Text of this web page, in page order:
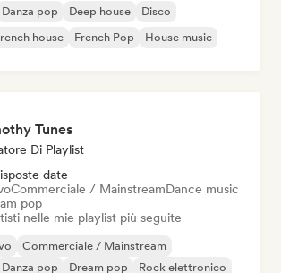
Danza pop Deep house
Disco
house French Pop House music
Tunes
Di Playlist
date
Commerciale / MainstreamDance music
pop
nelle mie playlist più seguite
Commerciale / Mainstream
Danza pop Dream pop
Rock elettronico